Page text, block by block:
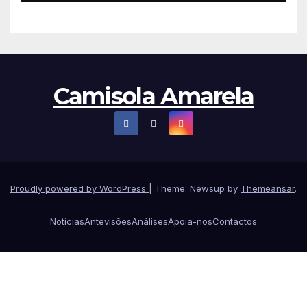
Camisola Amarela
Proudly powered by WordPress Theme: Newsup by Themeansar.
NotíciasAntevisõesAnálisesApoia-nosContactos